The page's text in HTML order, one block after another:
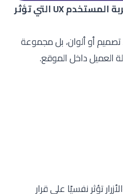
ما أهم عناصر تحسين تجربة المستخدم UX التي تؤثر
أو ألوان، بل مجموعة
العميل داخل الموقع.
تؤثر نفسيًا على قرار